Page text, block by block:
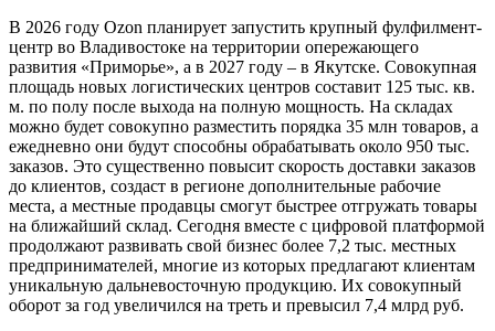
В 2026 году Ozon планирует запустить крупный фулфилмент-
центр во Владивостоке на территории опережающего
развития «Приморье», а в 2027 году – в Якутске. Совокупная
площадь новых логистических центров составит 125 тыс. кв.
м. по полу после выхода на полную мощность. На складах
можно будет совокупно разместить порядка 35 млн товаров, а
ежедневно они будут способны обрабатывать около 950 тыс.
заказов. Это существенно повысит скорость доставки заказов
до клиентов, создаст в регионе дополнительные рабочие
места, а местные продавцы смогут быстрее отгружать товары
на ближайший склад. Сегодня вместе с цифровой платформой
продолжают развивать свой бизнес более 7,2 тыс. местных
предпринимателей, многие из которых предлагают клиентам
уникальную дальневосточную продукцию. Их совокупный
оборот за год увеличился на треть и превысил 7,4 млрд руб.